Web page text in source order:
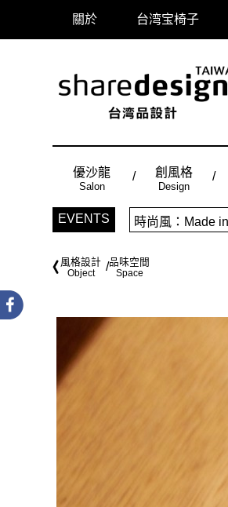
關於 台湾宝椅子
優沙龍
Salon
創風格
Design
EVENTS
時尚風：Made
風格設計
Object
品味空間
Space